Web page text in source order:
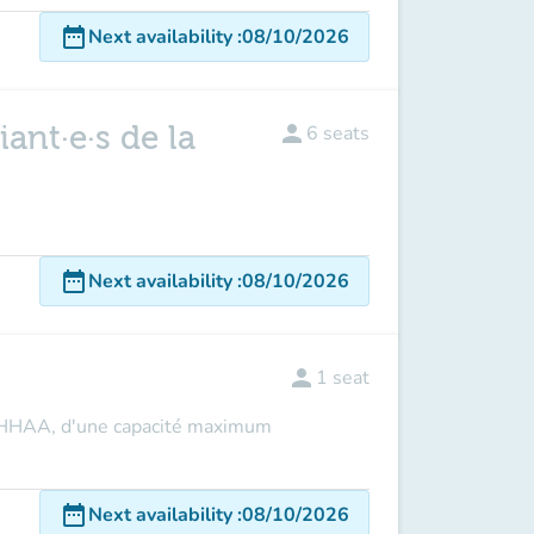
date_rangeNext availability:08/10/2026
de la
person 6 seats
date_rangeNext availability:08/10/2026
d'une capacité maximum
person 1 seat
date_rangeNext availability:08/10/2026